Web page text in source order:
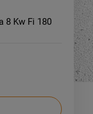
8 Kw Fi 180